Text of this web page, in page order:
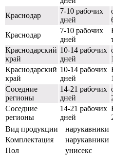
Краснодар
7-10 рабочих
дней
Краснодар
7-10 рабочих
дней
Краснодарский
край
10-14 рабочих
дней
Краснодарский
край
10-14 рабочих
дней
Соседние
регионы
14-21 рабочих
дней
Соседние
регионы
14-21 рабочих
дней
Вид продукции
нарукавники
Комплектация
нарукавники
Пол
унисекс